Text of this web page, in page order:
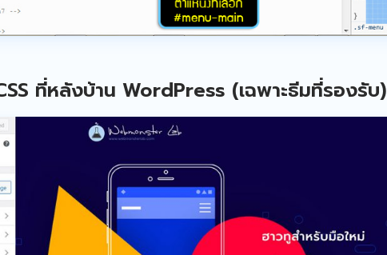
ที่หลังบ้าน WordPress (เฉพาะธีมที่รองรับ)